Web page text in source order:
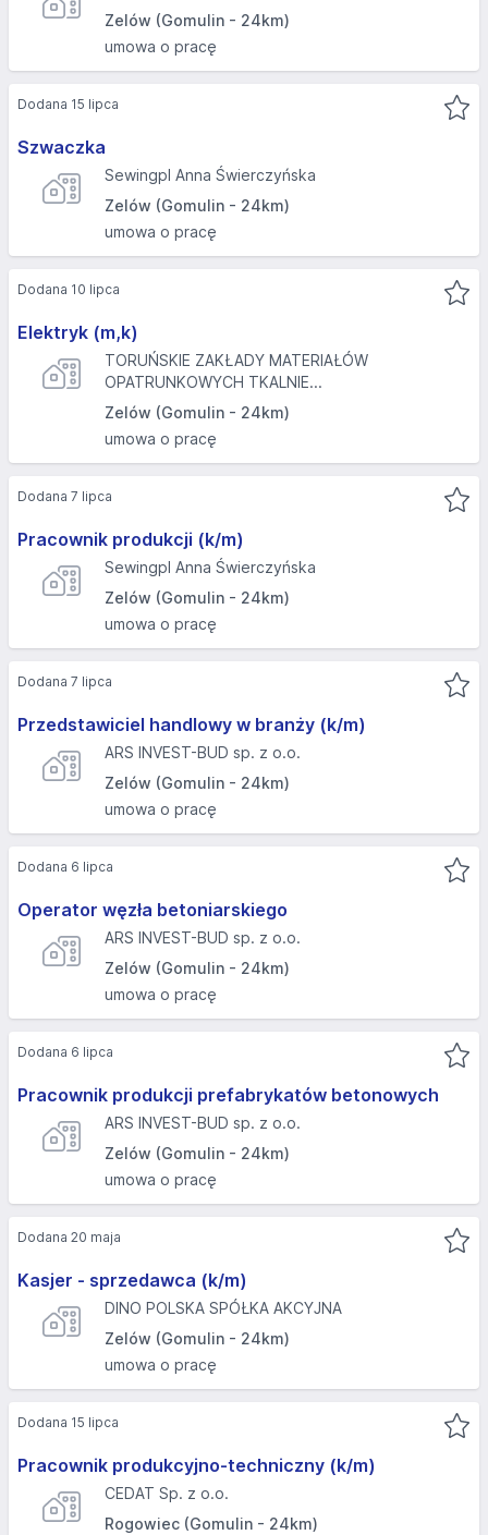
Zelów (Gomulin - 24km)
umowa o pracę
Szwaczka
Sewingpl Anna Świerczyńska
Zelów (Gomulin - 24km)
umowa o pracę
Dodana 15 lipca
Elektryk (m,k)
TORUŃSKIE ZAKŁADY MATERIAŁÓW
OPATRUNKOWYCH TKALNIE...
Zelów (Gomulin - 24km)
umowa o pracę
Dodana 10 lipca
Pracownik produkcji (k/m)
Sewingpl Anna Świerczyńska
Zelów (Gomulin - 24km)
umowa o pracę
Dodana 7 lipca
Przedstawiciel handlowy w branży (k/m)
ARS INVEST-BUD sp. z o.o.
Zelów (Gomulin - 24km)
umowa o pracę
Dodana 7 lipca
Operator węzła betoniarskiego
ARS INVEST-BUD sp. z o.o.
Zelów (Gomulin - 24km)
umowa o pracę
Dodana 6 lipca
Pracownik produkcji prefabrykatów betonowych
ARS INVEST-BUD sp. z o.o.
Zelów (Gomulin - 24km)
umowa o pracę
Dodana 6 lipca
Kasjer - sprzedawca (k/m)
DINO POLSKA SPÓŁKA AKCYJNA
Zelów (Gomulin - 24km)
umowa o pracę
Dodana 20 maja
Pracownik produkcyjno-techniczny (k/m)
CEDAT Sp. z o.o.
Rogowiec (Gomulin - 24km)
Dodana 15 lipca